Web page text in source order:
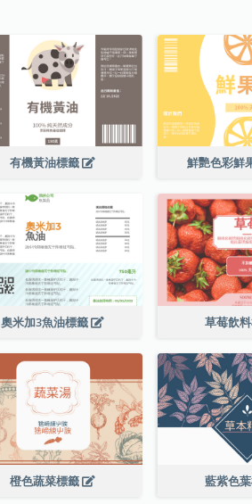
有機黃油標籤 鮮艷色彩鮮
奧米加3魚油標籤 草莓飲
橙色蔬菜標籤 藍紫色